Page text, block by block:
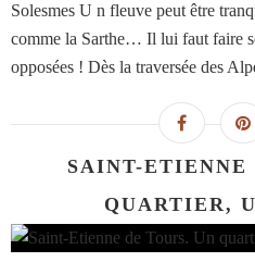
Solesmes U n fleuve peut être
comme la Sarthe… Il lui faut faire
opposées ! Dès la traversée des
SAINT-ETIENNE
QUARTIER,